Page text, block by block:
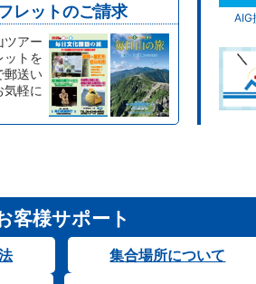
レットのご請求
ツアー
ットを
郵送い
気軽に
AIG
客様サポート
集合場所について